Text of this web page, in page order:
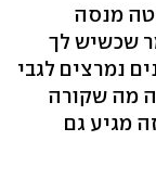
מנסה
שכשיש לך
נמרצים לגבי
מה שקורה
מגיע גם